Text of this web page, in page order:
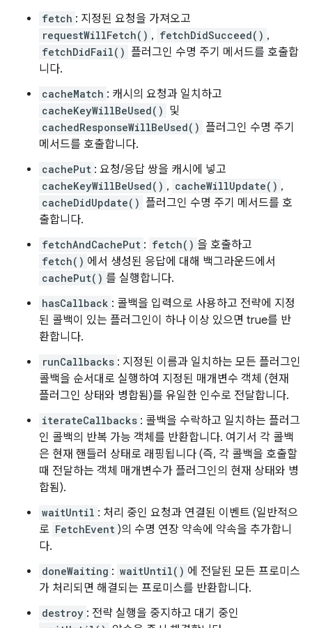
fetch : 지정된 요청을 가져오고
requestWillFetch() , fetchDidSucceed() ,
fetchDidFail() 플러그인 수명 주기 메서드를 호출합
니다.
cacheMatch : 캐시의 요청과 일치하고
cacheKeyWillBeUsed() 및
cachedResponseWillBeUsed() 플러그인 수명 주기
메서드를 호출합니다.
cachePut : 요청/응답 쌍을 캐시에 넣고
cacheKeyWillBeUsed() , cacheWillUpdate() ,
cacheDidUpdate() 플러그인 수명 주기 메서드를 호
출합니다.
fetchAndCachePut : fetch() 을 호출하고
fetch() 에서 생성된 응답에 대해 백그라운드에서
cachePut() 를 실행합니다.
hasCallback : 콜백을 입력으로 사용하고 전략에 지정
된 콜백이 있는 플러그인이 하나 이상 있으면 true를 반
환합니다.
runCallbacks : 지정된 이름과 일치하는 모든 플러그인
콜백을 순서대로 실행하여 지정된 매개변수 객체 (현재
플러그인 상태와 병합됨)를 유일한 인수로 전달합니다.
iterateCallbacks : 콜백을 수락하고 일치하는 플러그
인 콜백의 반복 가능 객체를 반환합니다. 여기서 각 콜백
은 현재 핸들러 상태로 래핑됩니다 (즉, 각 콜백을 호출할
때 전달하는 객체 매개변수가 플러그인의 현재 상태와 병
합됨).
waitUntil : 처리 중인 요청과 연결된 이벤트 (일반적으
로 FetchEvent )의 수명 연장 약속에 약속을 추가합니
다.
doneWaiting : waitUntil() 에 전달된 모든 프로미스
가 처리되면 해결되는 프로미스를 반환합니다.
destroy : 전략 실행을 중지하고 대기 중인